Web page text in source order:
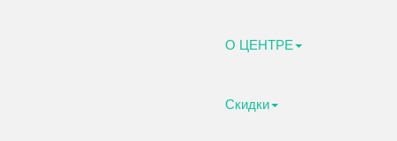
О ЦЕНТРЕ
Скидки